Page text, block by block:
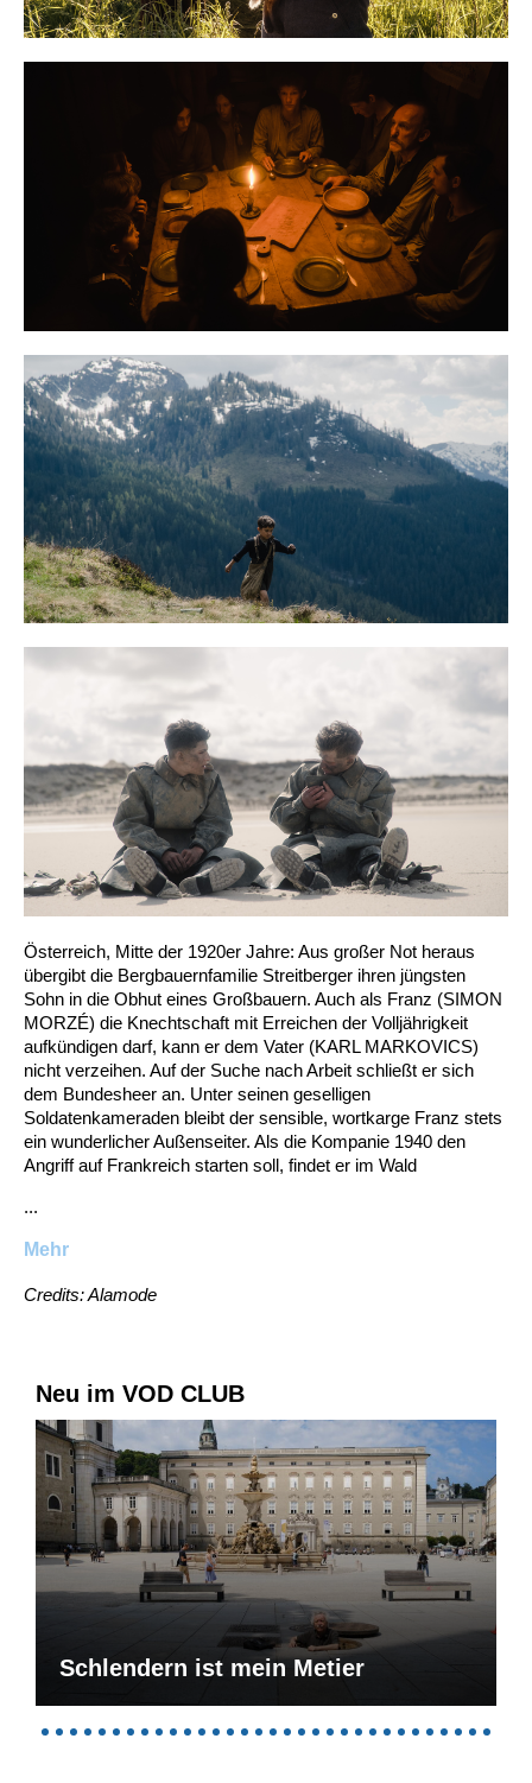
Österreich, Mitte der 1920er Jahre: Aus großer Not heraus
übergibt die Bergbauernfamilie Streitberger ihren jüngsten
Sohn in die Obhut eines Großbauern. Auch als Franz (SIMON
MORZÉ) die Knechtschaft mit Erreichen der Volljährigkeit
aufkündigen darf, kann er dem Vater (KARL MARKOVICS)
nicht verzeihen. Auf der Suche nach Arbeit schließt er sich
dem Bundesheer an. Unter seinen geselligen
Soldatenkameraden bleibt der sensible, wortkarge Franz stets
ein wunderlicher Außenseiter. Als die Kompanie 1940 den
Angriff auf Frankreich starten soll, findet er im Wald
...
Mehr
Credits: Alamode
Neu im VOD CLUB
Schlendern ist mein Metier